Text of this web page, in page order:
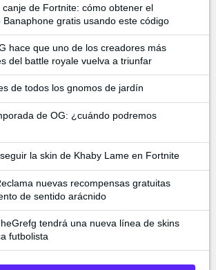
canje de Fortnite: cómo obtener el
Banaphone gratis usando este código
hace que uno de los creadores más
del battle royale vuelva a triunfar
de todos los gnomos de jardín
de OG: ¿cuándo podremos
la skin de Khaby Lame en Fortnite
nuevas recompensas gratuitas
de sentido arácnido
tendrá una nueva línea de skins
futbolista